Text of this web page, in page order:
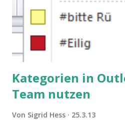
Kategorien in
Team nutzen
Von Sigrid Hess 25.3.13